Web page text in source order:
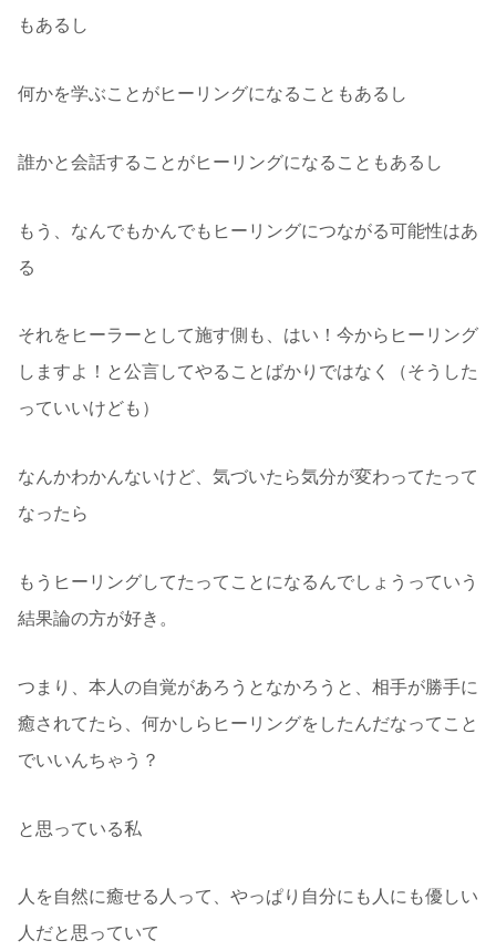
もあるし
何かを学ぶことがヒーリングになることもあるし
誰かと会話することがヒーリングになることもあるし
もう、なんでもかんでもヒーリングにつながる可能性はあ
る
それをヒーラーとして施す側も、はい！今からヒーリング
しますよ！と公言してやることばかりではなく（そうした
っていいけども）
なんかわかんないけど、気づいたら気分が変わってたって
なったら
もうヒーリングしてたってことになるんでしょうっていう
結果論の方が好き。
つまり、本人の自覚があろうとなかろうと、相手が勝手に
癒されてたら、何かしらヒーリングをしたんだなってこと
でいいんちゃう？
と思っている私
人を自然に癒せる人って、やっぱり自分にも人にも優しい
人だと思っていて